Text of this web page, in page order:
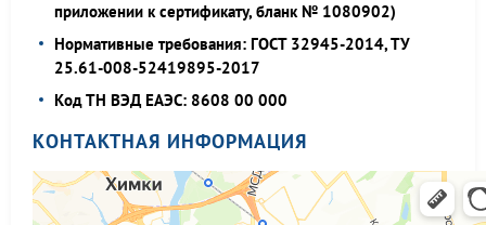
приложении к сертификату, бланк № 1080902)
Нормативные требования: ГОСТ 32945-2014, ТУ
25.61-008-52419895-2017
Код ТН ВЭД ЕАЭС: 8608 00 000
КОНТАКТНАЯ ИНФОРМАЦИЯ